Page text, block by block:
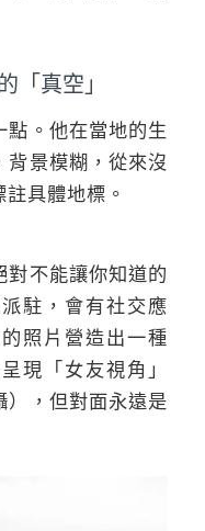
「真空」
點。他在當地的生
背景模糊，從來沒
具體地標。
對不能讓你知道的
駐，會有社交應
照片營造出一種
現「女友視角」
），但對面永遠是